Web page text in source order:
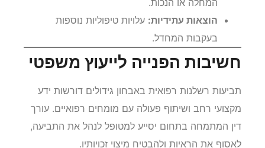
הוצאות עתידיות: עלויות טיפוליות נוספות
בעקבות המחדל.
חשיבות הפנייה לייעוץ משפטי
תביעות רשלנות רפואית באבחון גידולים דורשות ידע
מקצועי רחב ושיתוף פעולה עם מומחים רפואיים. עורך
דין המתמחה בתחום יסייע למטופל לנהל את התביעה,
לאסוף את הראיות ולהבטיח מיצוי זכויותיו.